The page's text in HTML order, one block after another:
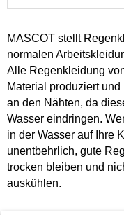
MASCOT stellt
normalen
Alle Regenkleidung
Material produziert
an den Nähten, da
Wasser eindringen.
in der Wasser auf Ihre
unentbehrlich, gute
trocken bleiben und
auskühlen.